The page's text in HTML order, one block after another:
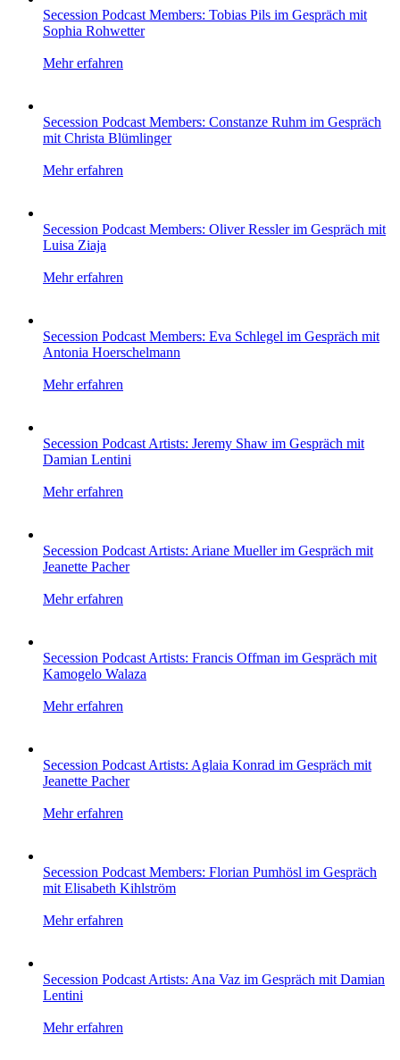
Secession Podcast Members: Tobias Pils im Gespräch mit
Sophia Rohwetter
Mehr erfahren
Secession Podcast Members: Constanze Ruhm im Gespräch
mit Christa Blümlinger
Mehr erfahren
Secession Podcast Members: Oliver Ressler im Gespräch mit
Luisa Ziaja
Mehr erfahren
Secession Podcast Members: Eva Schlegel im Gespräch mit
Antonia Hoerschelmann
Mehr erfahren
Secession Podcast Artists: Jeremy Shaw im Gespräch mit
Damian Lentini
Mehr erfahren
Secession Podcast Artists: Ariane Mueller im Gespräch mit
Jeanette Pacher
Mehr erfahren
Secession Podcast Artists: Francis Offman im Gespräch mit
Kamogelo Walaza
Mehr erfahren
Secession Podcast Artists: Aglaia Konrad im Gespräch mit
Jeanette Pacher
Mehr erfahren
Secession Podcast Members: Florian Pumhösl im Gespräch
mit Elisabeth Kihlström
Mehr erfahren
Secession Podcast Artists: Ana Vaz im Gespräch mit Damian
Lentini
Mehr erfahren